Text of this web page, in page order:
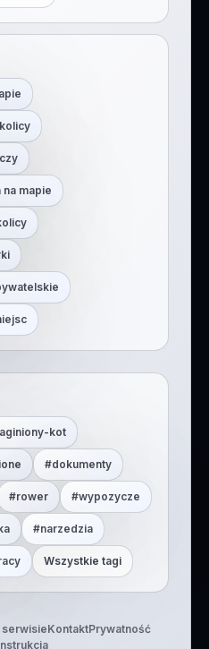
na mapie
kot
#dokumenty
#rower #wypozycze
#narzedzia
Wszystkie tagi
serwisieKontaktPrywatność